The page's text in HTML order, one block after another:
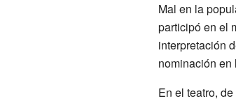
Mal en la
participó en el
interpretación
nominación en
En el teatro,